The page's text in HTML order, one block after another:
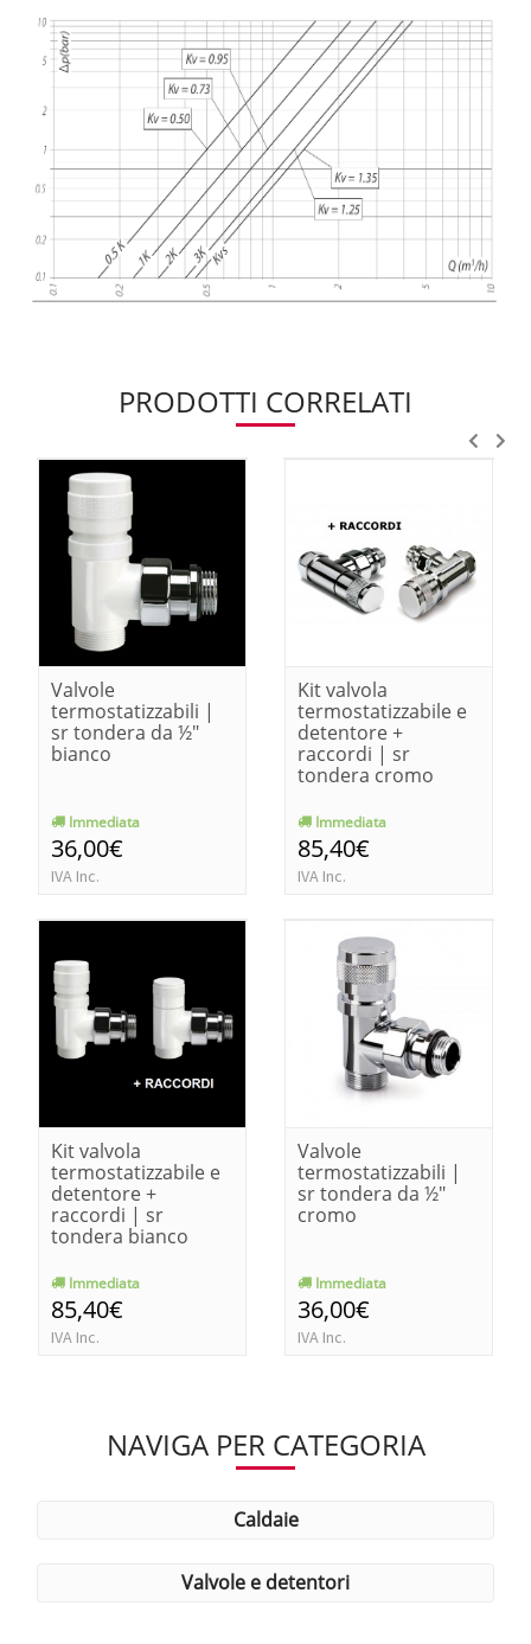
PRODOTTI CORRELATI
Valvole
termostatizzabili |
sr tondera da ½"
bianco
Immediata
36,00€
IVA Inc.
Kit valvola
termostatizzabile e
detentore +
raccordi | sr
tondera cromo
Immediata
85,40€
IVA Inc.
Kit valvola
termostatizzabile e
detentore +
raccordi | sr
tondera bianco
Immediata
85,40€
IVA Inc.
Valvole
termostatizzabili |
sr tondera da ½"
cromo
Immediata
36,00€
IVA Inc.
NAVIGA PER CATEGORIA
caldaie
valvole e detentori